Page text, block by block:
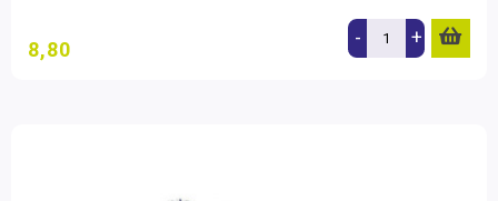
8,80 - +